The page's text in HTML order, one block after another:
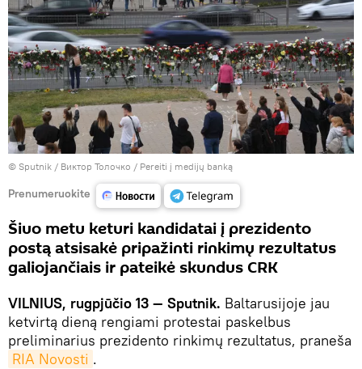
© Sputnik / Виктор Толочко / Pereiti į medijų banką
Prenumeruokite
Šiuo metu keturi kandidatai į prezidento
postą atsisakė pripažinti rinkimų rezultatus
galiojančiais ir pateikė skundus CRK
VILNIUS, rugpjūčio 13 — Sputnik. Baltarusijoje jau
ketvirtą dieną rengiami protestai paskelbus
preliminarius prezidento rinkimų rezultatus, praneša
RIA Novosti .